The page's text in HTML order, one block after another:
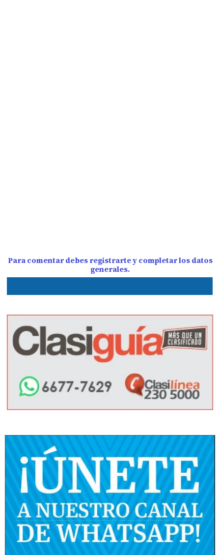
Para comentar debes registrarte y completar los datos
generales.